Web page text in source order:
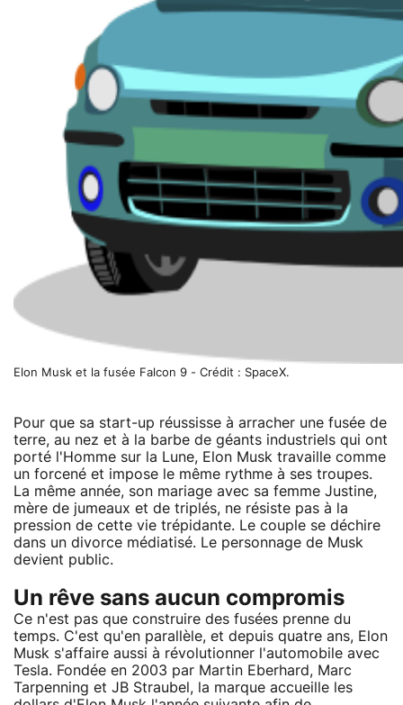
Elon Musk et la fusée Falcon 9 - Crédit : SpaceX.
Pour que sa start-up réussisse à arracher une fusée de
terre, au nez et à la barbe de géants industriels qui ont
porté l'Homme sur la Lune, Elon Musk travaille comme
un forcené et impose le même rythme à ses troupes.
La même année, son mariage avec sa femme Justine,
mère de jumeaux et de triplés, ne résiste pas à la
pression de cette vie trépidante. Le couple se déchire
dans un divorce médiatisé. Le personnage de Musk
devient public.
Un rêve sans aucun compromis
Ce n'est pas que construire des fusées prenne du
temps. C'est qu'en parallèle, et depuis quatre ans, Elon
Musk s'affaire aussi à révolutionner l'automobile avec
Tesla. Fondée en 2003 par Martin Eberhard, Marc
Tarpenning et JB Straubel, la marque accueille les